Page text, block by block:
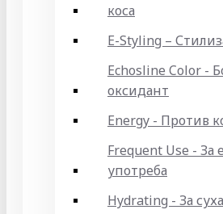
коса
E-Styling –
Echosline Color -
оксидант
Energy - Против
Frequent Use - За
употреба
Hydrating - За